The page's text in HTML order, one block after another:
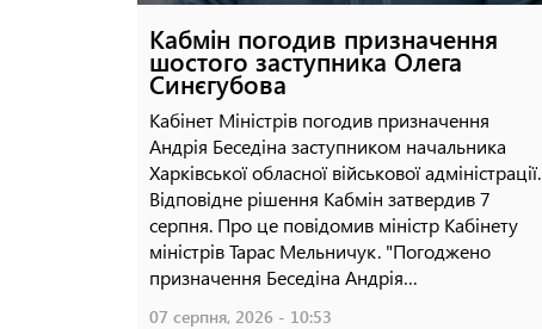
Кабмін погодив призначення
шостого заступника Олега
Синєгубова
Кабінет Міністрів погодив призначення
Андрія Беседіна заступником начальника
Харківської обласної військової адміністрації.
Відповідне рішення Кабмін затвердив 7
серпня. Про це повідомив міністр Кабінету
міністрів Тарас Мельничук. "Погоджено
призначення Беседіна Андрія…
07 серпня, 2026 - 10:53